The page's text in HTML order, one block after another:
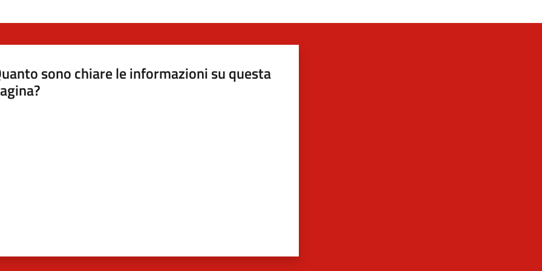
sono chiare le informazioni su questa